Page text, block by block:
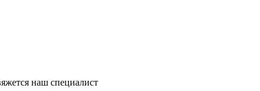
наш специалист